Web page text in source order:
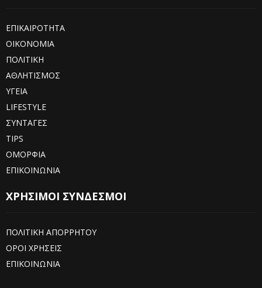
ΕΠΙΚΑΙΡΟΤΗΤΑ
ΟΙΚΟΝΟΜΙΑ
ΠΟΛΙΤΙΚΗ
ΑΘΛΗΤΙΣΜΟΣ
ΥΓΕΙΑ
LIFESTYLE
ΣΥΝΤΑΓΕΣ
TIPS
ΟΜΟΡΦΙΑ
ΕΠΙΚΟΙΝΩΝΙΑ
ΧΡΗΣΙΜΟΙ ΣΥΝΔΕΣΜΟΙ
ΠΟΛΙΤΙΚΗ ΑΠΟΡΡΗΤΟΥ
ΟΡΟΙ ΧΡΗΣΕΙΣ
ΕΠΙΚΟΙΝΩΝΙΑ